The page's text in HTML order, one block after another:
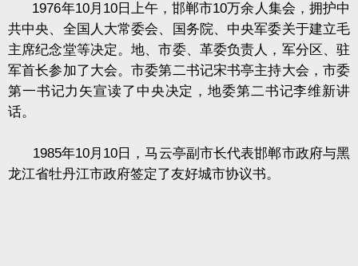
1976年10月10日上午，邯郸市10万余人集会，拥护中
共中央、全国人大常委会、国务院、中央军委关于建立毛
主席纪念堂等决定。地、市委、革委负责人，军分区、驻
军首长参加了大会。市委第二书记宋书亭主持大会，市委
第一书记力矢宣读了中央决定，地委第二书记李维新讲
话。
1985年10月10日，马云亭副市长代表邯郸市政府与黑
龙江省牡丹江市政府签定了友好城市协议书。